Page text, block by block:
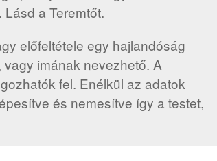
a Teremtőt.
előfeltétele egy hajlandóság
imának nevezhető. A
fel. Enélkül az adatok
és nemesítve így a testet,